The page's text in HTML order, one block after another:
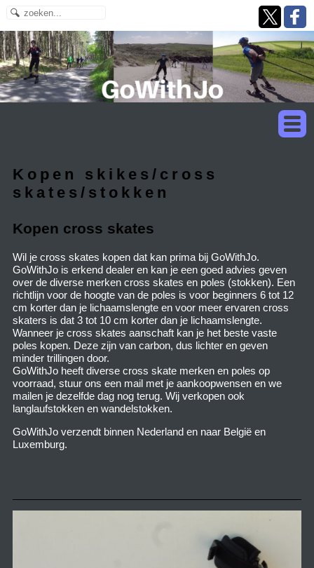
Kopen skikes/cross
skates/stokken
Kopen cross skates
Wil je cross skates kopen dat kan prima bij GoWithJo.
GoWithJo is erkend dealer en kan je een goed advies geven
over de diverse merken cross skates en poles (stokken). Een
richtlijn voor de hoogte van de poles is voor beginners 6 tot 12
cm korter dan je lichaamslengte en voor meer ervaren cross
skaters is dat 3 tot 10 cm korter dan je lichaamslengte.
Wanneer je cross skates aanschaft kan je het beste vaste
poles kopen. Deze zijn van carbon, dus lichter en geven
minder trillingen door.
GoWithJo heeft diverse cross skate merken en poles op
voorraad, stuur ons een mail met je aankoopwensen en we
mailen je dezelfde dag nog terug. Wij verkopen ook
langlaufstokken en wandelstokken.
GoWithJo verzendt binnen Nederland en naar België en
Luxemburg.